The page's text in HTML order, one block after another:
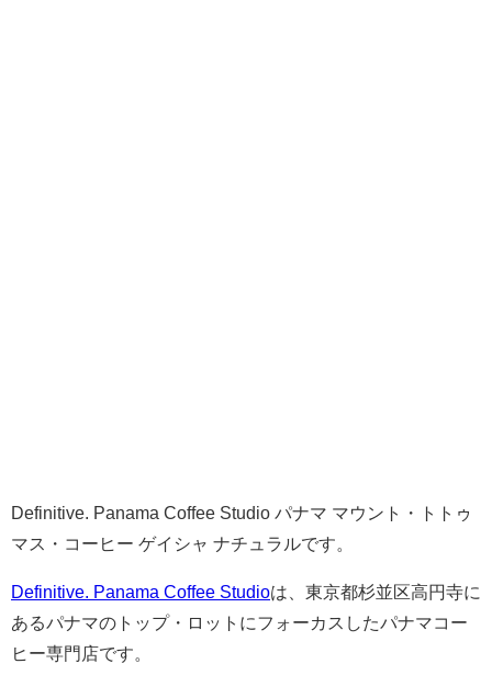
Definitive. Panama Coffee Studio パナマ マウント・トトゥ
マス・コーヒー ゲイシャ ナチュラルです。
Definitive. Panama Coffee Studioは、東京都杉並区高円寺に
あるパナマのトップ・ロットにフォーカスしたパナマコー
ヒー専門店です。